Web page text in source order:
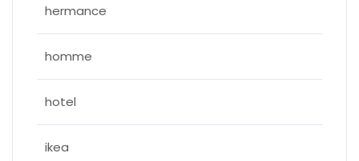
hermance
homme
hotel
ikea